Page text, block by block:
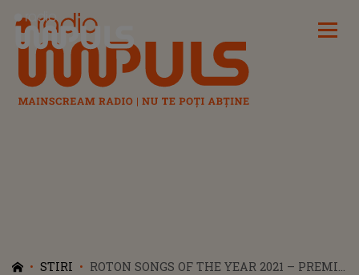
Radio Impuls
STIRI
ROTON SONGS OF THE YEAR 2021 – PREMII